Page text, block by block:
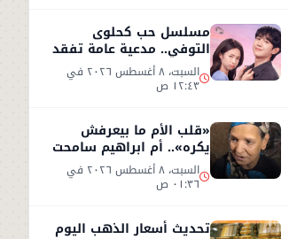
مسلسل حب كحلوى
التوفي.. مدعية عامة تفقد
ذاكرتها وتبدأ قصة حب
غامضة السبت، ٨ أغسطس ٢٠٢٦ في
١٢:٤٣ ص
«قلب الأم ما بيعرفش
يكره».. أم ابراهيم سامحت
ابنها بعد طردها من المنزل
!! السبت، ٨ أغسطس ٢٠٢٦ في
٠١:٣٦ ص
تحديث أسعار الذهب اليوم